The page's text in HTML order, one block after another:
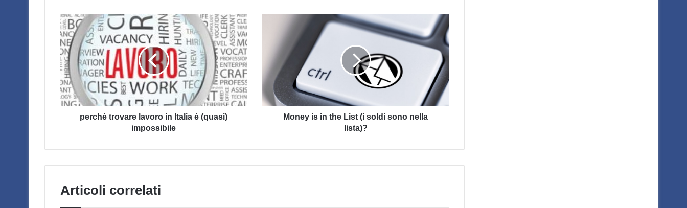
perchè
trovare
lavoro
in
Italia
è
(quasi)
impossibile
perchè trovare lavoro in Italia è (quasi)
impossibile
List
(i
soldi
sono
Money is in the List (i soldi sono nella
lista)?
Articoli correlati